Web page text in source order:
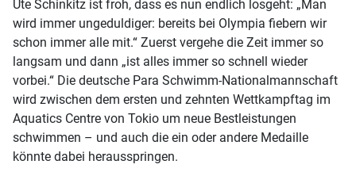
Ute Schinkitz ist froh, dass es nun endlich losgeht: „Man
wird immer ungeduldiger: bereits bei Olympia fiebern wir
schon immer alle mit.“ Zuerst vergehe die Zeit immer so
langsam und dann „ist alles immer so schnell wieder
vorbei.“ Die deutsche Para Schwimm-Nationalmannschaft
wird zwischen dem ersten und zehnten Wettkampftag im
Aquatics Centre von Tokio um neue Bestleistungen
schwimmen – und auch die ein oder andere Medaille
könnte dabei herausspringen.